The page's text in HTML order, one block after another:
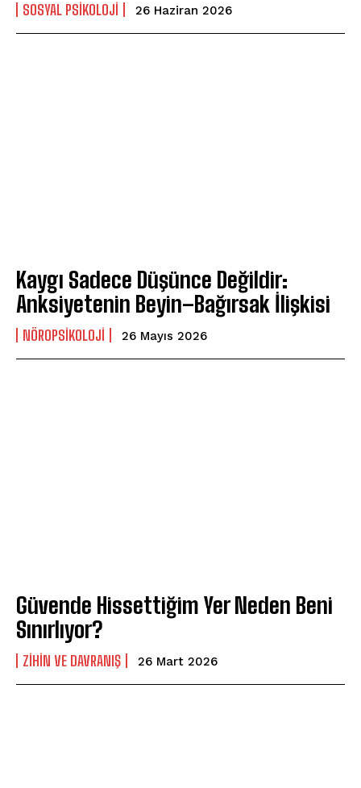
SOSYAL PSIKOLOJI 26 Haziran 2026
Kaygı Sadece Düşünce Değildir:
Anksiyetenin Beyin–Bağırsak İlişkisi
NÖROPSIKOLOJI 26 Mayıs 2026
Güvende Hissettiğim Yer Neden Beni
Sınırlıyor?
⁠ZIHIN VE DAVRANIŞ 26 Mart 2026